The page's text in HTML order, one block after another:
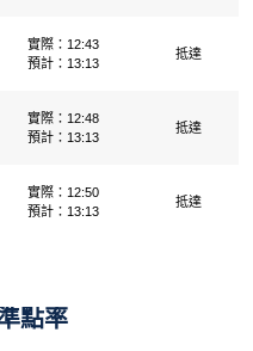
實際：12:43
預計：13:13
抵達
實際：12:48
預計：13:13
抵達
實際：12:50
預計：13:13
抵達
點率